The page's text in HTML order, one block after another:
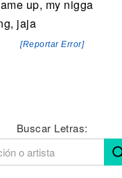
up, my nigga
jaja
[Reportar Error]
Buscar Letras: